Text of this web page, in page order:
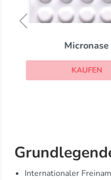
Micronase
KAUFEN
Internationaler